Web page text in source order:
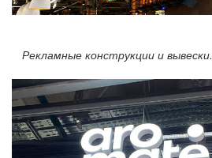
Рекламные конструкции и вывески.